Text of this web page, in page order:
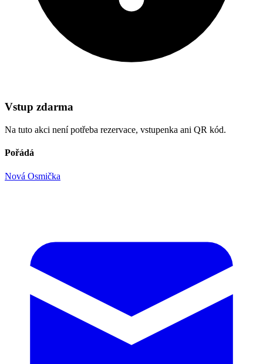
Vstup zdarma
Na tuto akci není potřeba rezervace, vstupenka ani QR kód.
Pořádá
Nová Osmička